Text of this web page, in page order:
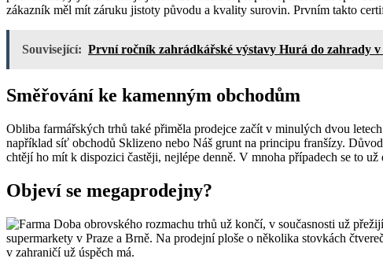
zákazník měl mít záruku jistoty původu a kvality surovin. Prvním takto
Související: První ročník zahrádkářské výstavy Hurá do zahrady v
Směřování ke kamenným obchodům
Obliba farmářských trhů také přiměla prodejce začít v minulých dvou
například síť obchodů Sklizeno nebo Náš grunt na principu franšízy.
chtějí ho mít k dispozici častěji, nejlépe denně. V mnoha případech se to
Objeví se megaprodejny?
Doba obrovského rozmachu trhů už končí, v současnosti už
supermarkety v Praze a Brně. Na prodejní ploše o několika stovkách
v zahraničí už úspěch má.